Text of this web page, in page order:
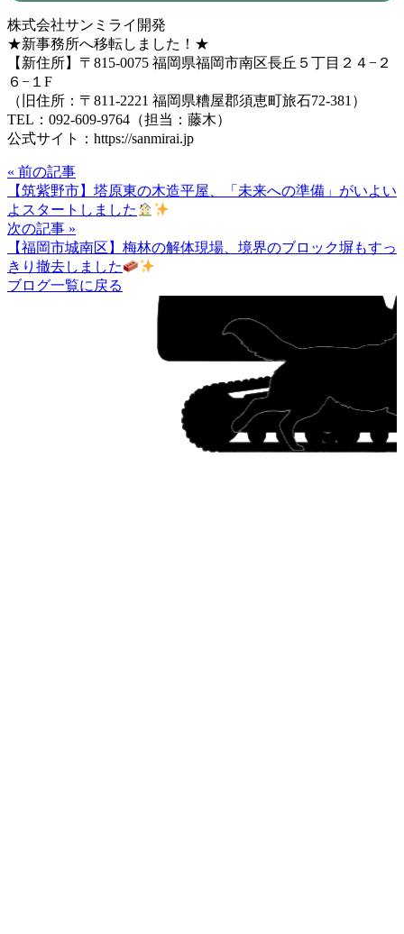
株式会社サンミライ開発
★新事務所へ移転しました！★
【新住所】〒815-0075 福岡県福岡市南区長丘５丁目２４−２
６−１F
（旧住所：〒811-2221 福岡県糟屋郡須恵町旅石72-381）
TEL：092-609-9764（担当：藤木）
公式サイト：https://sanmirai.jp
« 前の記事
【筑紫野市】塔原東の木造平屋、「未来への準備」がいよい
よスタートしました
次の記事 »
【福岡市城南区】梅林の解体現場、境界のブロック塀もすっ
きり撤去しました
ブログ一覧に戻る